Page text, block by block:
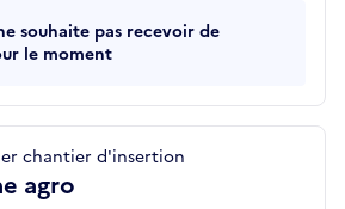
souhaite pas recevoir de
le moment
chantier d'insertion
agro